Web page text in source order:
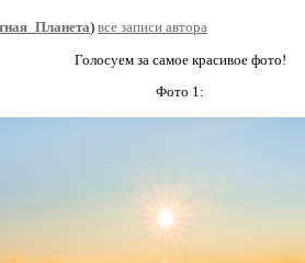
) все записи автора
Голосуем за самое красивое фото!
Фото 1: